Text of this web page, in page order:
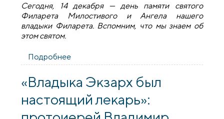
Сегодня, 14 декабря — день памяти святого
Филарета Милостивого и Ангела нашего
владыки Филарета. Вспомним, что мы знаем об
этом святом.
Подробнее
«Владыка Экзарх был
настоящий лекарь»: